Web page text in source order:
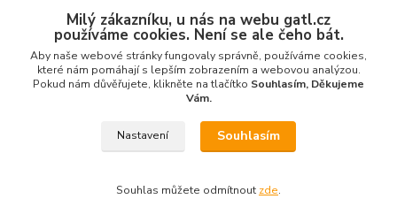
Kontakt
GATL s.r.o.
obchod@gatl.cz,info@gatl.cz
Milý zákazníku, u nás na webu gatl.cz
používáme cookies. Není se ale čeho bát.
Aby naše webové stránky fungovaly správně, používáme cookies,
které nám pomáhají s lepším zobrazením a webovou analýzou.
Pokud nám důvěřujete, klikněte na tlačítko Souhlasím, Děkujeme
Vám.
Nastavení Souhlasím
Souhlas můžete odmítnout zde.